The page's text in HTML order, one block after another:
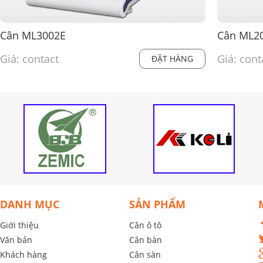
Cân ML3002E
Giá: contact
ĐẶT HÀNG
Cân
Giá:
DANH MỤC
Giới thiệu
Văn bản
Khách hàng
SẢN PHẨM
Cân ô tô
Cân bàn
Cân sàn